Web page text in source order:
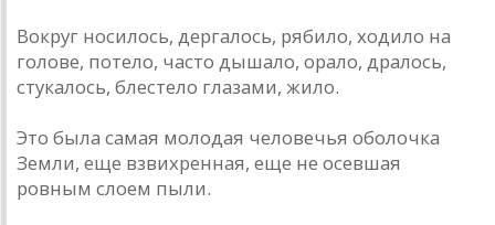
Вокруг носилось, дергалось, рябило, ходило на
голове, потело, часто дышало, орало, дралось,
стукалось, блестело глазами, жило.
Это была самая молодая человечья оболочка
Земли, еще взвихренная, еще не осевшая
ровным слоем пыли.